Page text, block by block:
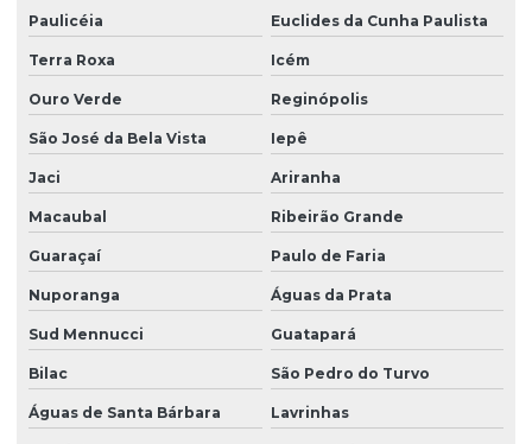
Paulicéia Euclides da Cunha Paulista
Terra Roxa Icém
Ouro Verde Reginópolis
São José da Bela Vista Iepê
Jaci Ariranha
Macaubal Ribeirão Grande
Guaraçaí Paulo de Faria
Nuporanga Águas da Prata
Sud Mennucci Guatapará
Bilac São Pedro do Turvo
Águas de Santa Bárbara Lavrinhas